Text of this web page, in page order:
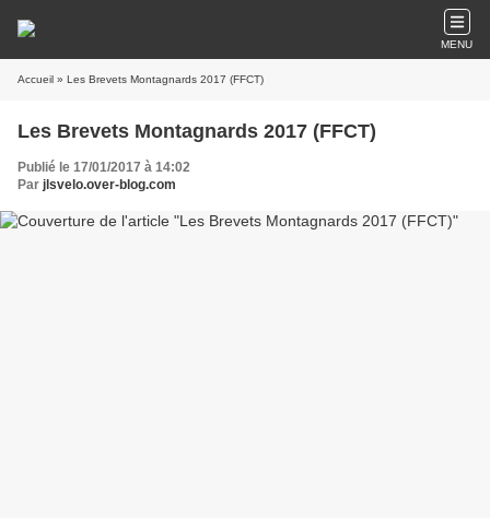
MENU
Accueil » Les Brevets Montagnards 2017 (FFCT)
Les Brevets Montagnards 2017 (FFCT)
Publié le 17/01/2017 à 14:02
Par jlsvelo.over-blog.com